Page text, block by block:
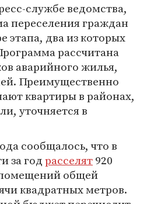
службе ведомства,
переселения граждан
этапа, два из которых
рассчитана
аварийного жилья,
Преимущественно
квартиры в районах,
уточняется в
сообщалось, что в
за годрасселят920
общей
квадратных метров.